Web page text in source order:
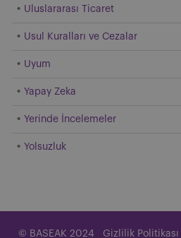
Uluslararası Ticaret
Usul Kuralları ve Cezalar
Uyum
Yapay Zeka
Yerinde İncelemeler
Yolsuzluk
© BASEAK 2024 Gizlilik Politikası